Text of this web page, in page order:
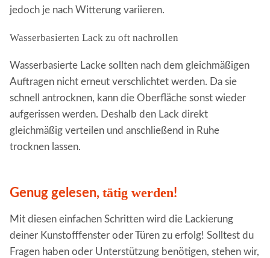
jedoch je nach Witterung variieren.
Wasserbasierten Lack zu oft nachrollen
Wasserbasierte Lacke sollten nach dem gleichmäßigen
Auftragen nicht erneut verschlichtet werden. Da sie
schnell antrocknen, kann die Oberfläche sonst wieder
aufgerissen werden. Deshalb den Lack direkt
gleichmäßig verteilen und anschließend in Ruhe
trocknen lassen.
Genug gelesen, tätig werden!
Mit diesen einfachen Schritten wird die Lackierung
deiner Kunstofffenster oder Türen zu erfolg! Solltest du
Fragen haben oder Unterstützung benötigen, stehen wir,